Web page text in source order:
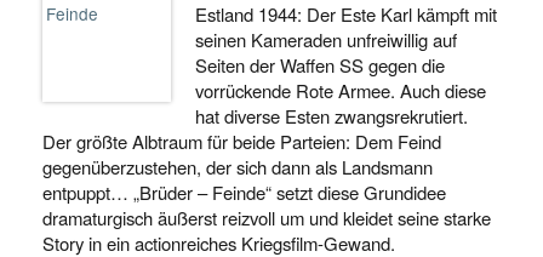
Estland 1944: Der Este Karl kämpft mit
seinen Kameraden unfreiwillig auf
Seiten der Waffen SS gegen die
vorrückende Rote Armee. Auch diese
hat diverse Esten zwangsrekrutiert.
Der größte Albtraum für beide Parteien: Dem Feind
gegenüberzustehen, der sich dann als Landsmann
entpuppt… „Brüder – Feinde“ setzt diese Grundidee
dramaturgisch äußerst reizvoll um und kleidet seine starke
Story in ein actionreiches Kriegsfilm-Gewand.